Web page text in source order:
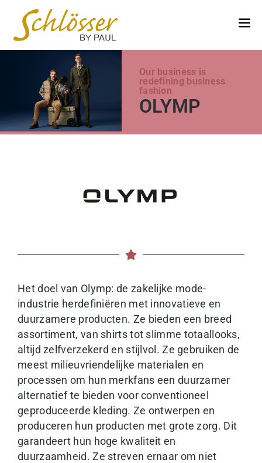
Our business is
redefining business
fashion
OLYMP
Het doel van Olymp: de zakelijke mode-
industrie herdefiniëren met innovatieve en
duurzamere producten. Ze bieden een breed
assortiment, van shirts tot slimme totaallooks,
altijd zelfverzekerd en stijlvol. Ze gebruiken de
meest milieuvriendelijke materialen en
processen om hun merkfans een duurzamer
alternatief te bieden voor conventioneel
geproduceerde kleding. Ze ontwerpen en
produceren hun producten met grote zorg. Dit
garandeert hun hoge kwaliteit en
duurzaamheid. Ze streven ernaar om niet